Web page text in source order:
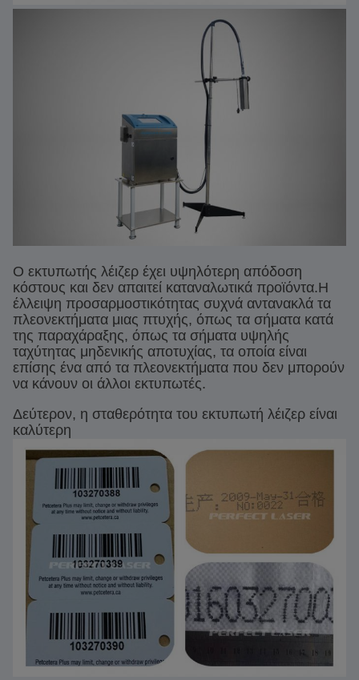
Ο εκτυπωτής λέιζερ έχει υψηλότερη απόδοση
κόστους και δεν απαιτεί καταναλωτικά προϊόντα.Η
έλλειψη προσαρμοστικότητας συχνά αντανακλά τα
πλεονεκτήματα μιας πτυχής, όπως τα σήματα κατά
της παραχάραξης, όπως τα σήματα υψηλής
ταχύτητας μηδενικής αποτυχίας, τα οποία είναι
επίσης ένα από τα πλεονεκτήματα που δεν μπορούν
να κάνουν οι άλλοι εκτυπωτές.
Δεύτερον, η σταθερότητα του εκτυπωτή λέιζερ είναι
καλύτερη